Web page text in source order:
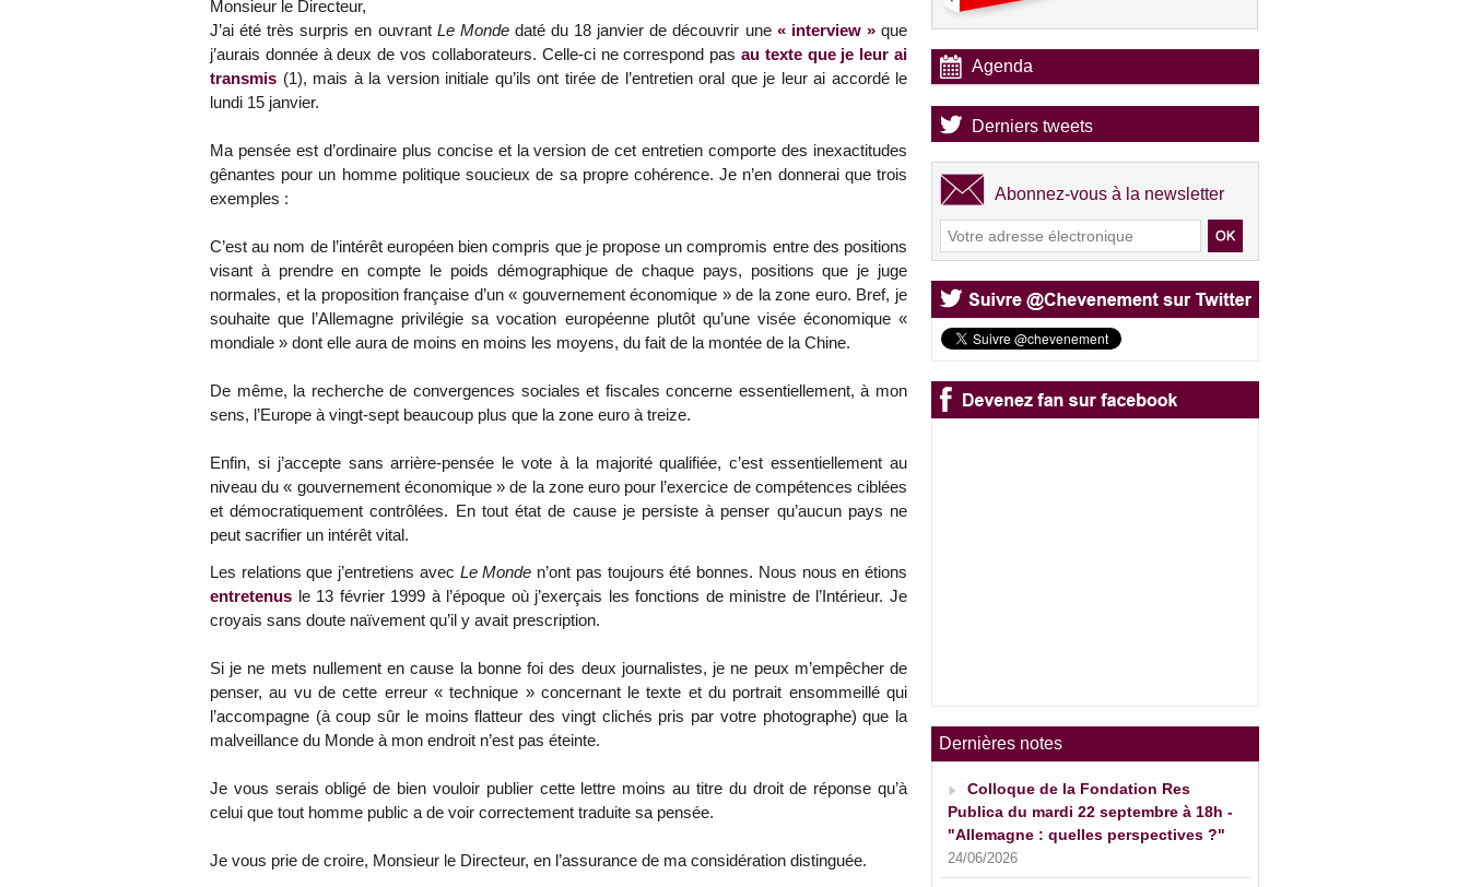
Monsieur le Directeur,
J’ai été très surpris en ouvrant Le Mondedaté du 18 janvier de découvrir une « interview »que
j’aurais donnée à deux de vos collaborateurs. Celle-ci ne correspond pas au texte que je leur ai
transmis (1), mais à la version initiale qu’ils ont tirée de l’entretien oral que je leur ai accordé le
lundi 15 janvier.
Ma pensée est d’ordinaire plus concise et la version de cet entretien comporte des inexactitudes
gênantes pour un homme politique soucieux de sa propre cohérence. Je n’en donnerai que trois
exemples :
C’est au nom de l’intérêt européen bien compris que je propose un compromis entre des positions
visant à prendre en compte le poids démographique de chaque pays, positions que je juge
normales, et la proposition française d’un « gouvernement économique » de la zone euro. Bref, je
souhaite que l’Allemagne privilégie sa vocation européenne plutôt qu’une visée économique «
mondiale » dont elle aura de moins en moins les moyens, du fait de la montée de la Chine.
De même, la recherche de convergences sociales et fiscales concerne essentiellement, à mon
sens, l’Europe à vingt-sept beaucoup plus que la zone euro à treize.
Enfin, si j’accepte sans arrière-pensée le vote à la majorité qualifiée, c’est essentiellement au
niveau du « gouvernement économique » de la zone euro pour l’exercice de compétences ciblées
et démocratiquement contrôlées. En tout état de cause je persiste à penser qu’aucun pays ne
peut sacrifier un intérêt vital.
Les relations que j’entretiens avec Le Monde n’ont pas toujours été bonnes. Nous nous en étions
entretenus le 13 février 1999 à l’époque où j’exerçais les fonctions de ministre de l’Intérieur. Je
croyais sans doute naïvement qu’il y avait prescription.
Si je ne mets nullement en cause la bonne foi des deux journalistes, je ne peux m’empêcher de
penser, au vu de cette erreur « technique » concernant le texte et du portrait ensommeillé qui
l’accompagne (à coup sûr le moins flatteur des vingt clichés pris par votre photographe) que la
malveillance du Monde à mon endroit n’est pas éteinte.
Je vous serais obligé de bien vouloir publier cette lettre moins au titre du droit de réponse qu’à
celui que tout homme public a de voir correctement traduite sa pensée.
Je vous prie de croire, Monsieur le Directeur, en l’assurance de ma considération distinguée.
Agenda
Derniers tweets
Abonnez-vous à la newsletter
Dernières notes
Colloque de la Fondation Res
Publica du mardi 22 septembre à 18h -
"Allemagne : quelles perspectives ?"
24/06/2026